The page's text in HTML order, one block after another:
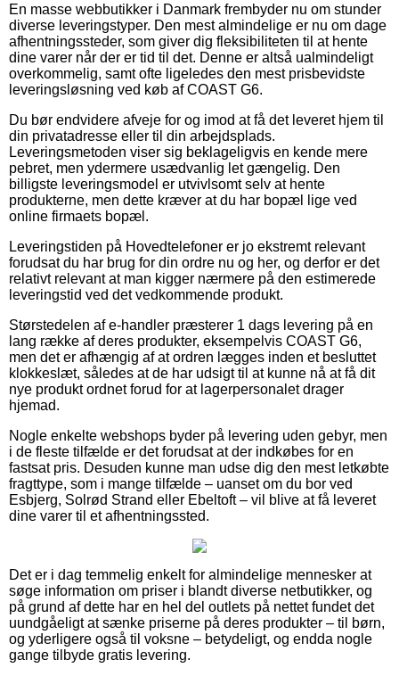
En masse webbutikker i Danmark frembyder nu om stunder
diverse leveringstyper. Den mest almindelige er nu om dage
afhentningssteder, som giver dig fleksibiliteten til at hente
dine varer når der er tid til det. Denne er altså ualmindeligt
overkommelig, samt ofte ligeledes den mest prisbevidste
leveringsløsning ved køb af COAST G6.
Du bør endvidere afveje for og imod at få det leveret hjem til
din privatadresse eller til din arbejdsplads.
Leveringsmetoden viser sig beklageligvis en kende mere
pebret, men ydermere usædvanlig let gængelig. Den
billigste leveringsmodel er utvivlsomt selv at hente
produkterne, men dette kræver at du har bopæl lige ved
online firmaets bopæl.
Leveringstiden på Hovedtelefoner er jo ekstremt relevant
forudsat du har brug for din ordre nu og her, og derfor er det
relativt relevant at man kigger nærmere på den estimerede
leveringstid ved det vedkommende produkt.
Størstedelen af e-handler præsterer 1 dags levering på en
lang række af deres produkter, eksempelvis COAST G6,
men det er afhængig af at ordren lægges inden et besluttet
klokkeslæt, således at de har udsigt til at kunne nå at få dit
nye produkt ordnet forud for at lagerpersonalet drager
hjemad.
Nogle enkelte webshops byder på levering uden gebyr, men
i de fleste tilfælde er det forudsat at der indkøbes for en
fastsat pris. Desuden kunne man udse dig den mest letkøbte
fragttype, som i mange tilfælde – uanset om du bor ved
Esbjerg, Solrød Strand eller Ebeltoft – vil blive at få leveret
dine varer til et afhentningssted.
Det er i dag temmelig enkelt for almindelige mennesker at
søge information om priser i blandt diverse netbutikker, og
på grund af dette har en hel del outlets på nettet fundet det
uundgåeligt at sænke priserne på deres produkter – til børn,
og yderligere også til voksne – betydeligt, og endda nogle
gange tilbyde gratis levering.